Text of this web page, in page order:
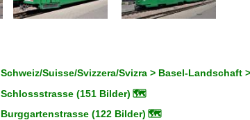
Schweiz/Suisse/Svizzera/Svizra > Basel-Landschaft
Schlossstrasse (151 Bilder) 🗺
Burggartenstrasse (122 Bilder) 🗺